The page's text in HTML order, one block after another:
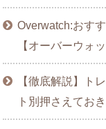
Overwatch:おす
【オーバーウォッ
【徹底解説】ト
ト別押さえてお